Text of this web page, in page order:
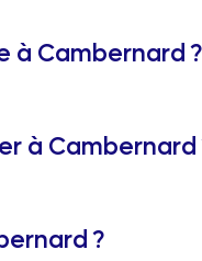
à Cambernard ?
à Cambernard
?